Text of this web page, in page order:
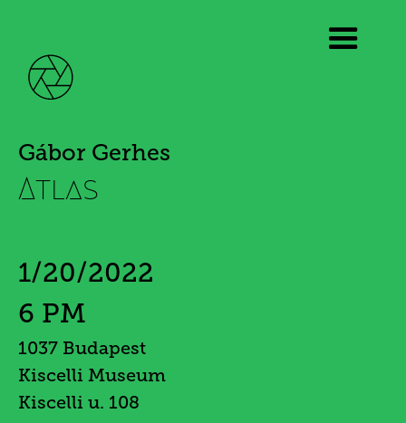
Gábor Gerhes
Atlas
1/20/2022
6 PM
1037 Budapest
Kiscelli Museum
Kiscelli u. 108